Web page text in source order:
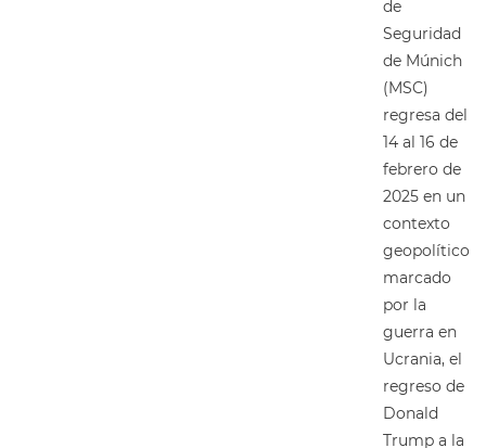
de
Seguridad
de Múnich
(MSC)
regresa del
14 al 16 de
febrero de
2025 en un
contexto
geopolítico
marcado
por la
guerra en
Ucrania, el
regreso de
Donald
Trump a la